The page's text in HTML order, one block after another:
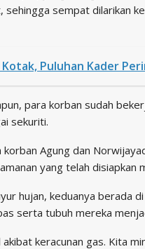
sehingga sempat dilarikan
Kotak, Puluhan Kader
para korban sudah
sekuriti.
Agung dan
yang telah disiapkan
hujan, keduanya berada
serta tubuh mereka
keracunan gas. Kita